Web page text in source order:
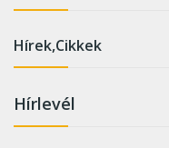
Hírek,Cikkek
Hírlevél